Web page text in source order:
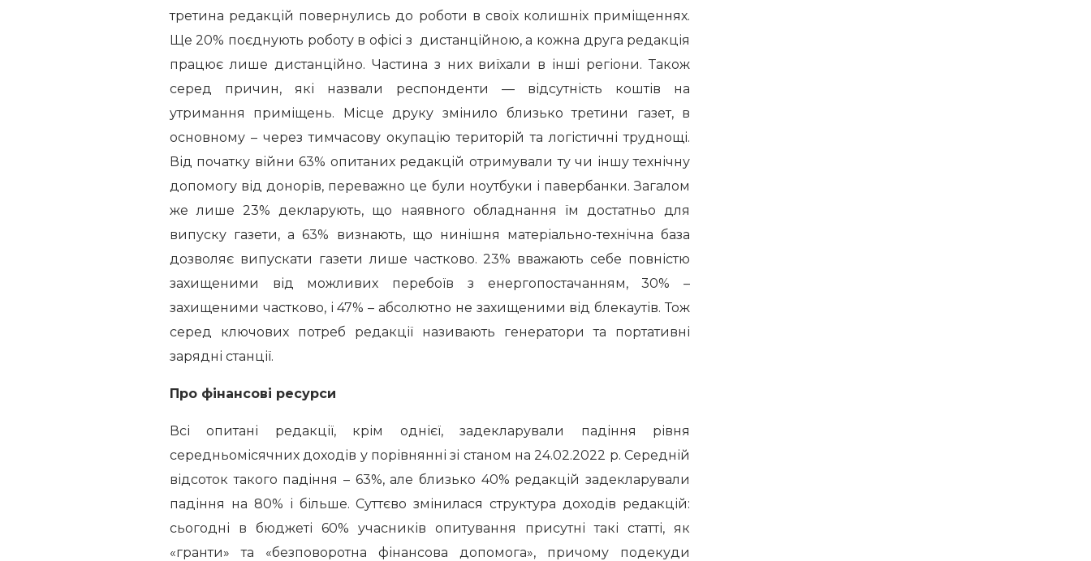
третина редакцій повернулись до роботи в своїх колишніх приміщеннях.
Ще 20% поєднують роботу в офісі з дистанційною, а кожна друга редакція
працює лише дистанційно. Частина з них виїхали в інші регіони. Також
серед причин, які назвали респонденти — відсутність коштів на
утримання приміщень. Місце друку змінило близько третини газет, в
основному – через тимчасову окупацію територій та логістичні труднощі.
Від початку війни 63% опитаних редакцій отримували ту чи іншу технічну
допомогу від донорів, переважно це були ноутбуки і павербанки. Загалом
же лише 23% декларують, що наявного обладнання їм достатньо для
випуску газети, а 63% визнають, що нинішня матеріально-технічна база
дозволяє випускати газети лише частково. 23% вважають себе повністю
захищеними від можливих перебоїв з енергопостачанням, 30% –
захищеними частково, і 47% – абсолютно не захищеними від блекаутів. Тож
серед ключових потреб редакції називають генератори та портативні
зарядні станції.
Про фінансові ресурси
Всі опитані редакції, крім однієї, задекларували падіння рівня
середньомісячних доходів у порівнянні зі станом на 24.02.2022 р. Середній
відсоток такого падіння – 63%, але близько 40% редакцій задекларували
падіння на 80% і більше. Суттєво змінилася структура доходів редакцій:
сьогодні в бюджеті 60% учасників опитування присутні такі статті, як
«гранти» та «безповоротна фінансова допомога», причому подекуди